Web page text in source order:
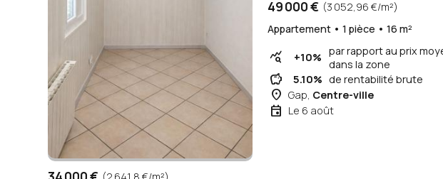
49 000 € (3 052,96 €/m²)
Appartement • 1 pièce • 16 m²
query_stats +10% par rapport au prix
dans la zone
savings 5.10% de rentabilité brute
place Gap, Centre-ville
event Le 6 août